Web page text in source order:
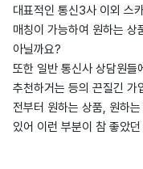
대표적인 통신3사 이외 스
매칭이 가능하여 원하는 상
아닐까요?
또한 일반 통신사 상담원들
추천하거는 등의 끈질긴 가
전부터 원하는 상품, 원하
있어 이런 부분이 참 좋았